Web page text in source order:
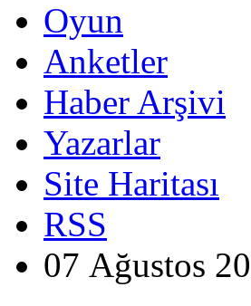
Oyun
Anketler
Haber Arşivi
Yazarlar
Site Haritası
RSS
07 Ağustos